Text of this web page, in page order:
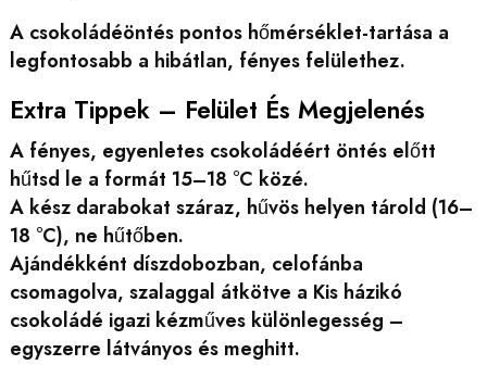
A csokoládéöntés pontos hőmérséklet-tartása a
legfontosabb a hibátlan, fényes felülethez.
Extra Tippek – Felület És Megjelenés
A fényes, egyenletes csokoládéért öntés előtt
hűtsd le a formát 15–18 °C közé.
A kész darabokat száraz, hűvös helyen tárold (16–
18 °C), ne hűtőben.
Ajándékként díszdobozban, celofánba
csomagolva, szalaggal átkötve a Kis házikó
csokoládé igazi kézműves különlegesség –
egyszerre látványos és meghitt.